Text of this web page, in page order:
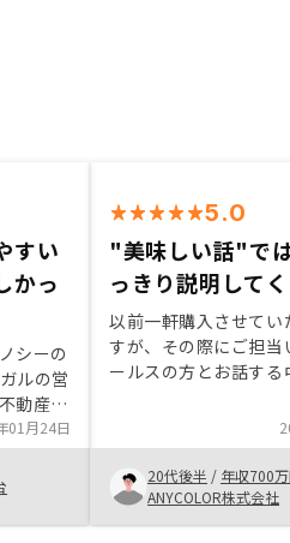
すい
かっ
シーの
ルの営
動産投
ていた
取りや
シーは
利だと
01月24日
5.0
"美味しい話"で
っきり説明して
以前一軒購入させてい
すが、その際にご担当
ールスの方とお話する
き、安易な"美味しい
文句を使われなかった
のおける方々だと感じ
上でしっかり長期的な
プランや、投資を行う
20代後半 / 年収700
ANYCOLOR株式会社